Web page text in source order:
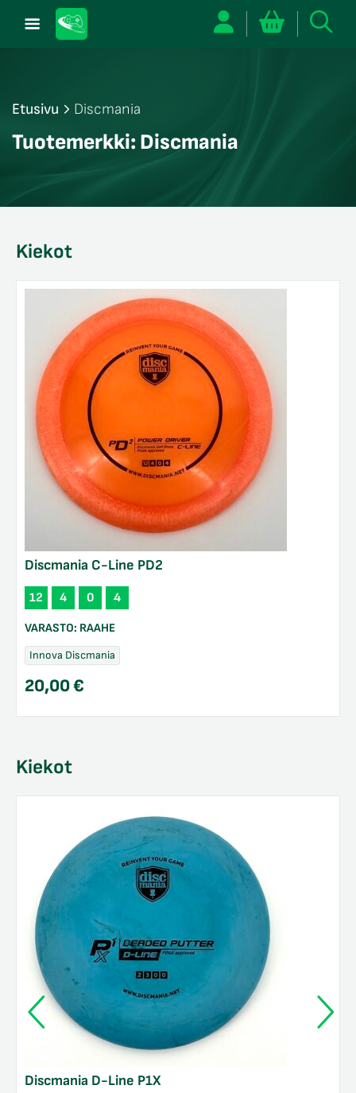
Etusivu Discmania
Tuotemerkki: Discmania
Kiekot
Discmania C-Line PD2
12 4 0 4
VARASTO: RAAHE
Innova Discmania
20,00€
Kiekot
Discmania D-Line P1X
sulje